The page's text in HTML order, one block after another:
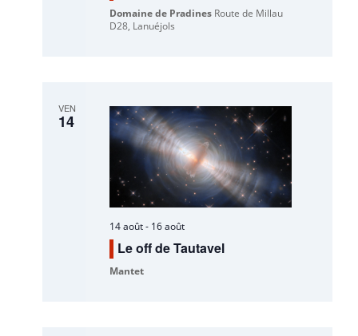
Domaine de Pradines Route de Millau
D28, Lanuéjols
VEN
14
14 août- 16 août
Le off de Tautavel
Mantet